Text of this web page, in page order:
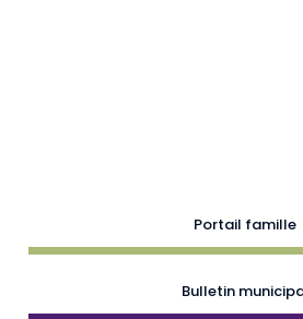
Portail famille
Bulletin